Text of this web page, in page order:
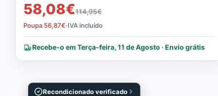
Recondicionado verificado
58,08€114,95€
Poupa 56,87€·IVA incluído
Recebe-o em Terça-feira, 11 de Agosto · Envio grátis